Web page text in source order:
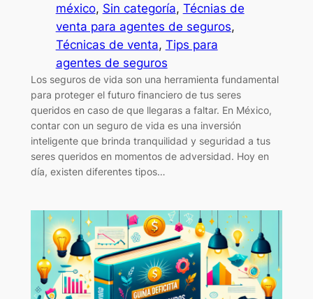
méxico, Sin categoría, Técnias de
venta para agentes de seguros
Técnicas de venta, Tips para
agentes de seguros
Los seguros de vida son una herramienta fundamental
para proteger el futuro financiero de tus seres
queridos en caso de que llegaras a faltar. En México,
contar con un seguro de vida es una inversión
inteligente que brinda tranquilidad y seguridad a tus
seres queridos en momentos de adversidad. Hoy en
día, existen diferentes tipos…